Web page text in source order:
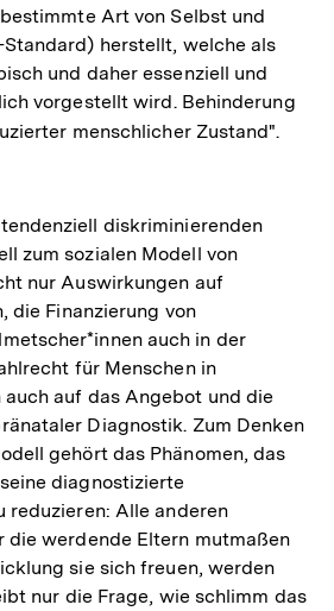
Art von Selbst und
herstellt, welche als
und daher essenziell und
vorgestellt wird. Behinderung
menschlicher Zustand".
diskriminierenden
zum sozialen Modell von
nur Auswirkungen auf
die Finanzierung von
auch in der
für Menschen in
auf das Angebot und die
Diagnostik. Zum Denken
gehört das Phänomen, das
diagnostizierte
reduzieren: Alle anderen
die werdende Eltern mutmaßen
sie sich freuen, werden
nur die Frage, wie schlimm das